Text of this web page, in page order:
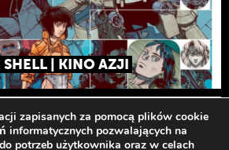
| KINO AZJI
zapisanych za pomocą plików cookie
informatycznych pozwalających na
potrzeb użytkownika oraz w celach